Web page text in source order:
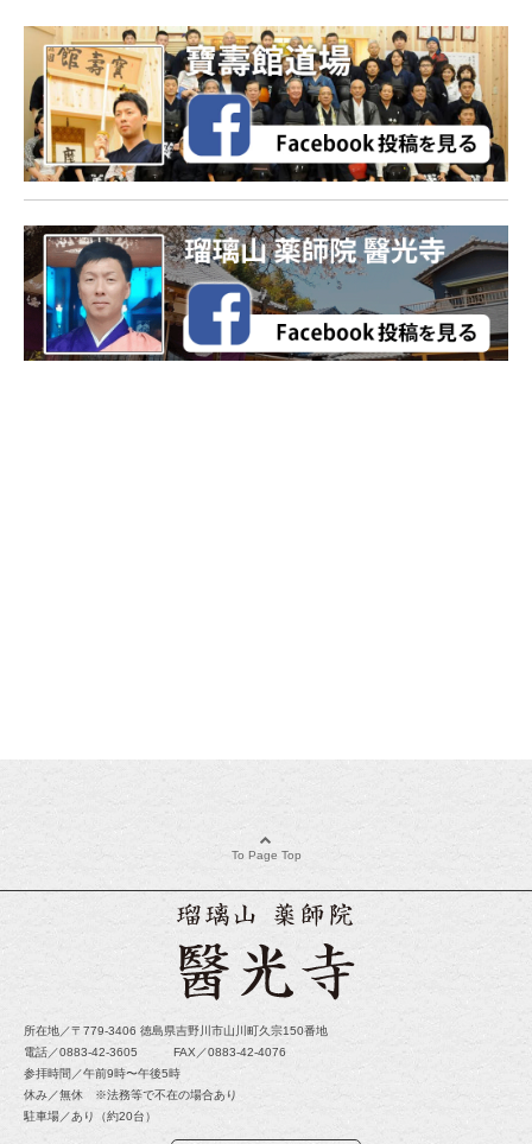
To Page Top
所在地／〒779-3406 徳島県吉野川市山川町久宗150番地
電話／0883-42-3605 FAX／0883-42-4076
参拝時間／午前9時〜午後5時
休み／無休 ※法務等で不在の場合あり
駐車場／あり（約20台）